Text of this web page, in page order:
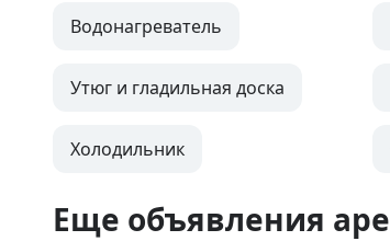
Водонагреватель
Утюг и гладильная доска
Холодильник
Еще объявления